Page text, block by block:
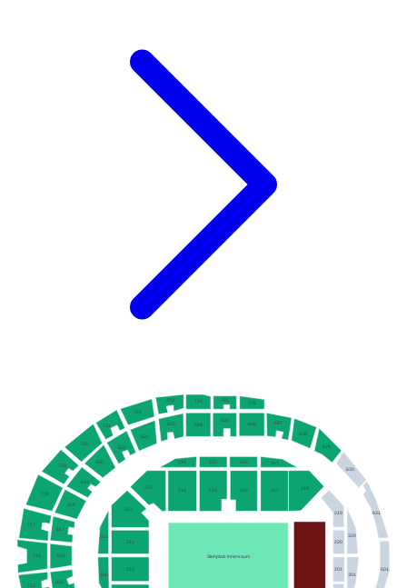
726
725
724
723
722
721
720
719
718
717
716
715
631
630
629
628
627
626
625
624
623
622
621
620
619
618
617
616
615
601
317
316
315
314
320
311
310 301
220
219
218
217
216
215
214
213
212
211
210 201
Stehplatz Innenraum